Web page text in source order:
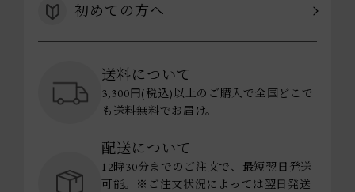
初めての方へ
送料について
3,300円(税込)以上のご購入で全国どこで
も送料無料でお届け。
配送について
12時30分までのご注文で、最短翌日発送
可能。※ご注文状況によっては翌日発送